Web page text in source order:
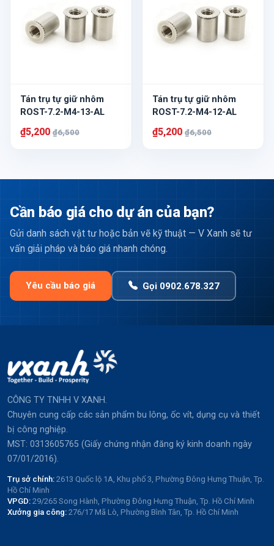
Tán trụ tự giữ nhôm
ROST-7.2-M4-13-AL
₫5,200 ₫6,500
Tán trụ tự giữ nhôm
ROST-7.2-M4-12-AL
₫5,200 ₫6,500
Cần báo giá cho dự án của bạn?
Gửi danh sách vật tư hoặc bản vẽ kỹ thuật — V Xanh sẽ tư
vấn giải pháp và báo giá nhanh chóng.
Yêu cầu báo giá Gọi 0902.678.327
CÔNG TY TNHH V XANH.
Chuyên cung cấp các sản phẩm bu lông, ốc vít, dụng cụ và thiết
bị công nghiệp.
MST: 0313605765 (Giấy chứng nhận đăng ký kinh doanh ngày
07/01/2016).
Trụ sở chính: 2613 Quốc lộ 1A, Khu phố 3, Phường Đông Hưng Thuận, Tp.
Hồ Chí Minh
VPGD: 29/265 Song Hành, Phường Đông Hưng Thuận, Tp. Hồ Chí Minh
Xưởng gia công: 276/17 Mã Lò, Phường Bình Tân, Tp. Hồ Chí Minh